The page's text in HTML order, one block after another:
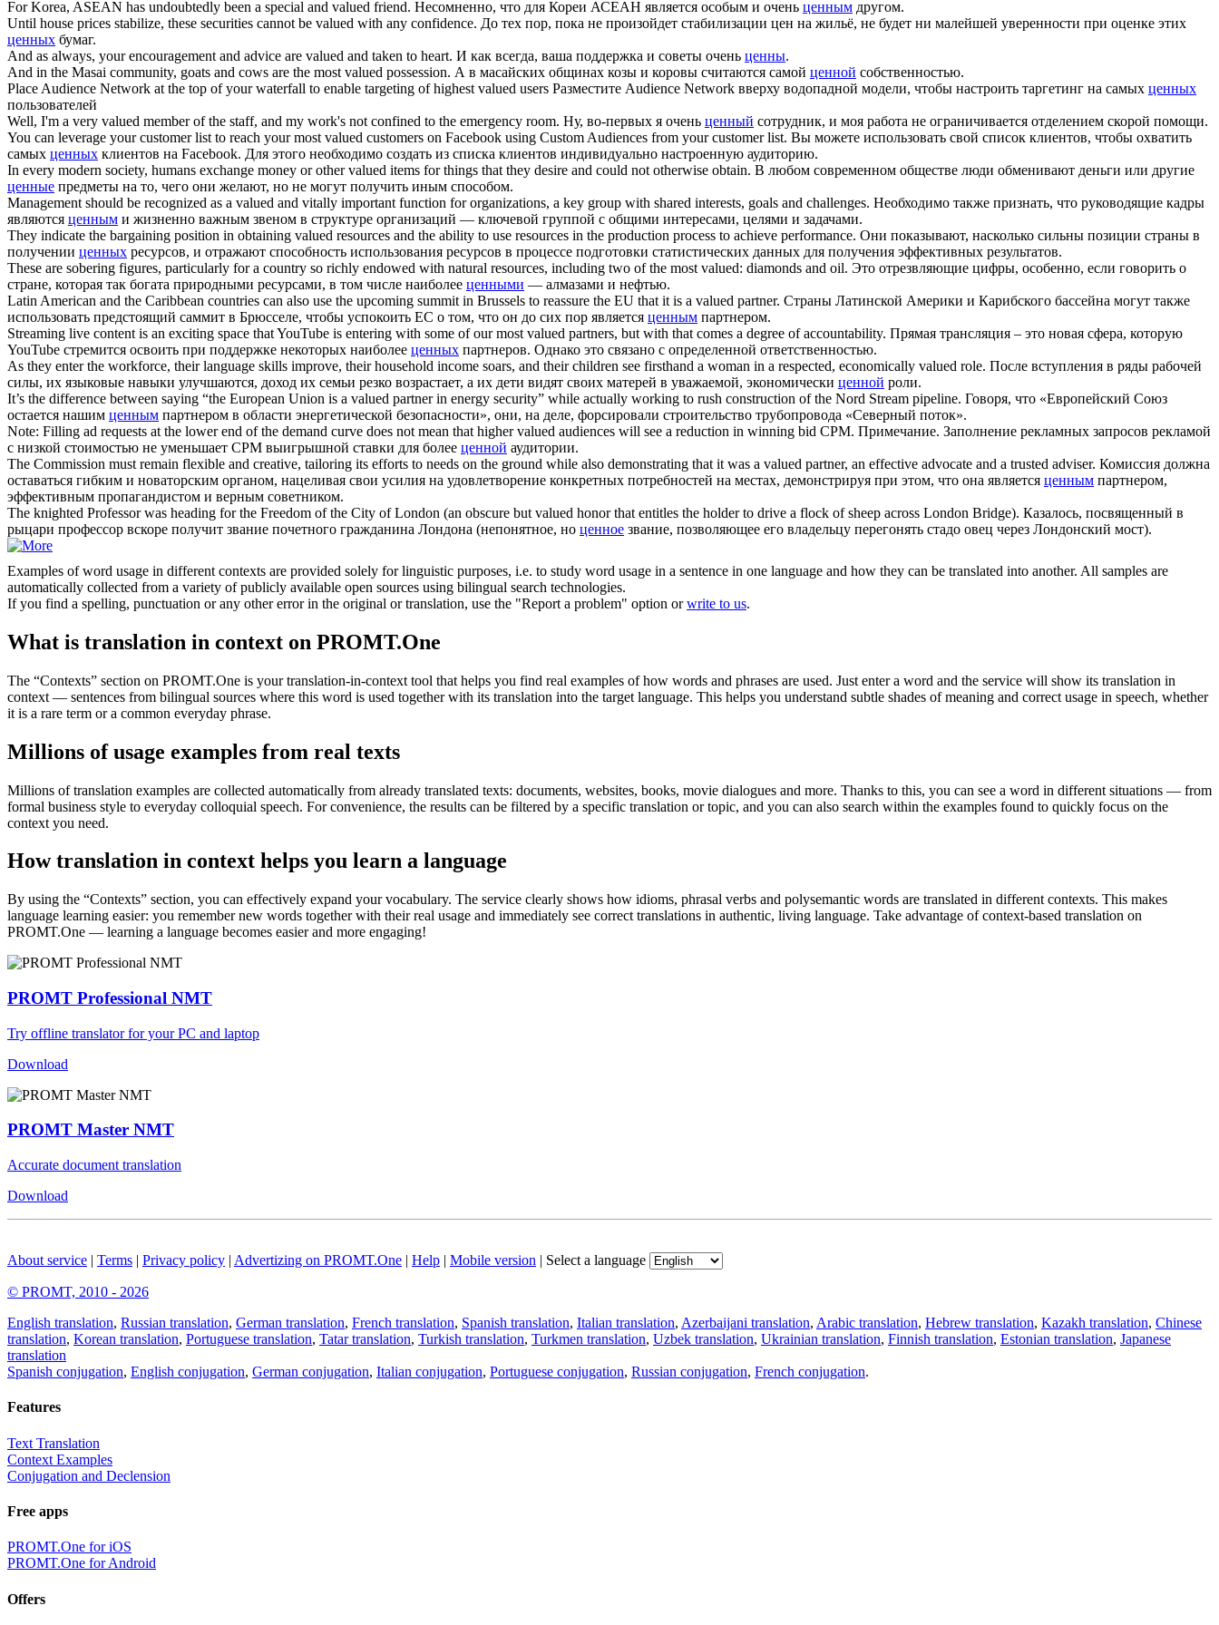
For Korea, ASEAN has undoubtedly been a special and valued friend. Несомненно, что для Кореи АСЕАН является особым и очень ценным другом.
Until house prices stabilize, these securities cannot be valued with any confidence. До тех пор, пока не произойдет стабилизации цен на жильё, не будет ни малейшей уверенности при оценке этих
ценных бумаг.
And as always, your encouragement and advice are valued and taken to heart. И как всегда, ваша поддержка и советы очень ценны.
And in the Masai community, goats and cows are the most valued possession. А в масайских общинах козы и коровы считаются самой ценной собственностью.
Place Audience Network at the top of your waterfall to enable targeting of highest valued users Разместите Audience Network вверху водопадной модели, чтобы настроить таргетинг на самых ценных
пользователей
Well, I'm a very valued member of the staff, and my work's not confined to the emergency room. Ну, во-первых я очень ценный сотрудник, и моя работа не ограничивается отделением скорой помощи.
You can leverage your customer list to reach your most valued customers on Facebook using Custom Audiences from your customer list. Вы можете использовать свой список клиентов, чтобы охватить
самых ценных клиентов на Facebook. Для этого необходимо создать из списка клиентов индивидуально настроенную аудиторию.
In every modern society, humans exchange money or othervalued items for things that they desire and could not otherwise obtain. В любом современном обществе люди обменивают деньги или другие
ценные предметы на то, чего они желают, но не могут получить иным способом.
Management should be recognized as a valued and vitally important function for organizations, a key group with shared interests, goals and challenges. Необходимо также признать, что руководящие кадры
являются ценным и жизненно важным звеном в структуре организаций — ключевой группой с общими интересами, целями и задачами.
They indicate the bargaining position in obtaining valued resources and the ability to use resources in the production process to achieve performance. Они показывают, насколько сильны позиции страны в
получении ценных ресурсов, и отражают способность использования ресурсов в процессе подготовки статистических данных для получения эффективных результатов.
These are sobering figures, particularly for a country so richly endowed with natural resources, including two of the most valued: diamonds and oil. Это отрезвляющие цифры, особенно, если говорить о
стране, которая так богата природными ресурсами, в том числе наиболее ценными — алмазами и нефтью.
Latin American and the Caribbean countries can also use the upcoming summit in Brussels to reassure the EU that it is a valued partner. Страны Латинской Америки и Карибского бассейна могут также
использовать предстоящий саммит в Брюсселе, чтобы успокоить ЕС о том, что он до сих пор является ценным партнером.
Streaming live content is an exciting space that YouTube is entering with some of our most valued partners, but with that comes a degree of accountability. Прямая трансляция – это новая сфера, которую
YouTube стремится освоить при поддержке некоторых наиболее ценных партнеров. Однако это связано с определенной ответственностью.
As they enter the workforce, their language skills improve, their household income soars, and their children see firsthand a woman in a respected, economically valued role. После вступления в ряды рабочей
силы, их языковые навыки улучшаются, доход их семьи резко возрастает, а их дети видят своих матерей в уважаемой, экономически ценной роли.
It’s the difference between saying “the European Union is a valued partner in energy security” while actually working to rush construction of the Nord Stream pipeline. Говоря, что «Европейский Союз
остается нашим ценным партнером в области энергетической безопасности», они, на деле, форсировали строительство трубопровода «Северный поток».
Note: Filling ad requests at the lower end of the demand curve does not mean that highervalued audiences will see a reduction in winning bid CPM. Примечание. Заполнение рекламных запросов рекламой
с низкой стоимостью не уменьшает CPM выигрышной ставки для более ценной аудитории.
The Commission must remain flexible and creative, tailoring its efforts to needs on the ground while also demonstrating that it was a valued partner, an effective advocate and a trusted adviser. Комиссия должна
оставаться гибким и новаторским органом, нацеливая свои усилия на удовлетворение конкретных потребностей на местах, демонстрируя при этом, что она является ценным партнером,
эффективным пропагандистом и верным советником.
The knighted Professor was heading for the Freedom of the City of London (an obscure but valued honor that entitles the holder to drive a flock of sheep across London Bridge). Казалось, посвященный в
рыцари профессор вскоре получит звание почетного гражданина Лондона (непонятное, но ценное звание, позволяющее его владельцу перегонять стадо овец через Лондонский мост).
Examples of word usage in different contexts are provided solely for linguistic purposes, i.e. to study word usage in a sentence in one language and how they can be translated into another. All samples are
automatically collected from a variety of publicly available open sources using bilingual search technologies.
If you find a spelling, punctuation or any other error in the original or translation, use the "Report a problem" option orwrite to us.
What is translation in context on PROMT.One
The “Contexts” section on PROMT.One is your translation-in-context tool that helps you find real examples of how words and phrases are used. Just enter a word and the service will show its translation in
context — sentences from bilingual sources where this word is used together with its translation into the target language. This helps you understand subtle shades of meaning and correct usage in speech, whether
it is a rare term or a common everyday phrase.
Millions of usage examples from real texts
Millions of translation examples are collected automatically from already translated texts: documents, websites, books, movie dialogues and more. Thanks to this, you can see a word in different situations — from
formal business style to everyday colloquial speech. For convenience, the results can be filtered by a specific translation or topic, and you can also search within the examples found to quickly focus on the
context you need.
How translation in context helps you learn a language
By using the “Contexts” section, you can effectively expand your vocabulary. The service clearly shows how idioms, phrasal verbs and polysemantic words are translated in different contexts. This makes
language learning easier: you remember new words together with their real usage and immediately see correct translations in authentic, living language. Take advantage of context-based translation on
PROMT.One — learning a language becomes easier and more engaging!
PROMT Professional NMT
Try offline translator for your PC and laptop
Download
PROMT Master NMT
Accurate document translation
Download
About service | Terms | Privacy policy | Advertizing on PROMT.One | Help | Mobile version | Select a language
© PROMT, 2010 - 2026
English translation, Russian translation, German translation, French translation, Spanish translation, Italian translation, Azerbaijani translation, Arabic translation, Hebrew translation, Kazakh translation, Chinese
translation, Korean translation, Portuguese translation, Tatar translation, Turkish translation, Turkmen translation, Uzbek translation, Ukrainian translation, Finnish translation, Estonian translation, Japanese
translation
Spanish conjugation, English conjugation, German conjugation, Italian conjugation, Portuguese conjugation, Russian conjugation, French conjugation.
Features
Text Translation
Context Examples
Conjugation and Declension
Free apps
PROMT.One for iOS
PROMT.One for Android
Offers